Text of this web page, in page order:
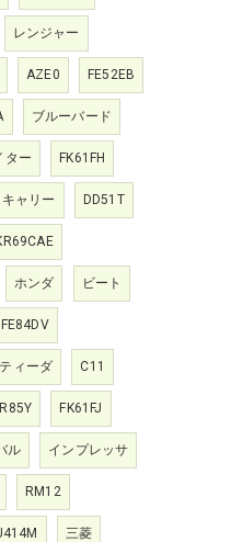
レンジャー
AZE0 FE52EB
ブルーバード
ター FK61FH
キャリー DD51T
ホンダ ビート
FE84DV
ティーダ C11
FK61FJ
ル インプレッサ
RM12
三菱